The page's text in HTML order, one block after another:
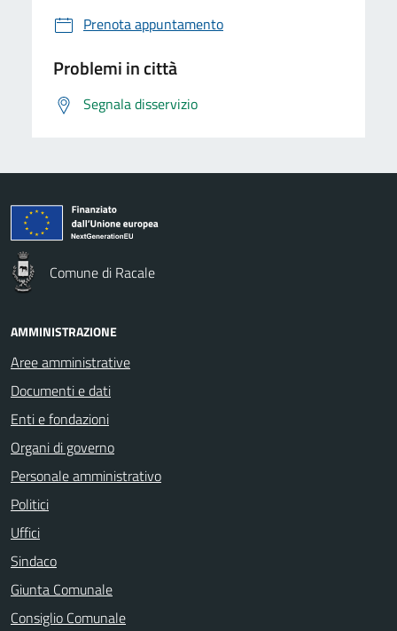
Prenota appuntamento
Problemi in città
Segnala disservizio
Comune di Racale
AMMINISTRAZIONE
Aree amministrative
Documenti e dati
Enti e fondazioni
Organi di governo
Personale amministrativo
Politici
Uffici
Sindaco
Giunta Comunale
Consiglio Comunale